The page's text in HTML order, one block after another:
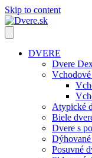
Skip to content
DVERE
Dvere
Atypické
Biele
Dvere s
Posuvné